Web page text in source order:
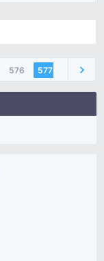
576 577 578